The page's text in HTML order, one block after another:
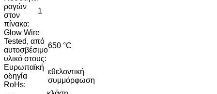
ραγών
στον
πίνακα:
1
Glow Wire
Tested, από
αυτοσβέσιμο
υλικό στους:
650 °C
Ευρωπαϊκή
οδηγία
RoHs:
εθελοντική
συμμόρφωση